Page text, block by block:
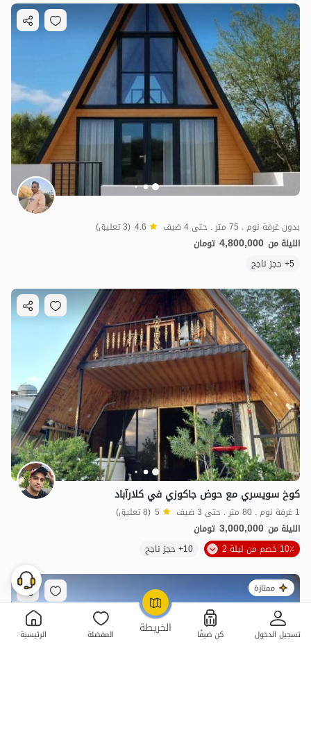
الخريطة تسجيل الدخول كن ضيفًا المفضلة الرئيسية
OpenStreetMap
بدون غرفة نوم . 75 متر . حتى 4 ضيف 4.6 (3 تعليق)
الليلة من 4,800,000 تومان
5+ حجز ناجح
كوخ سويسري مع حوض جاكوزي في كلارآباد
1 غرفة نوم . 80 متر . حتى 3 ضيف 5 (8 تعليق)
الليلة من 3,000,000 تومان
10٪ خصم من ليلة 2
10+ حجز ناجح
ممتازة